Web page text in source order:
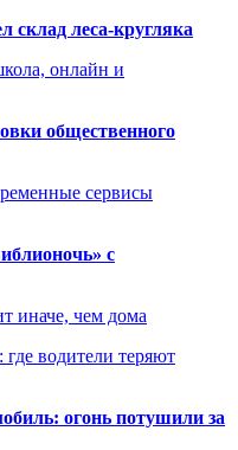
склад леса-кругляка
онлайн и
общественного
сервисы
с
иначе, чем дома
водители теряют
огонь потушили за